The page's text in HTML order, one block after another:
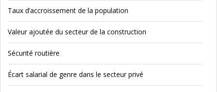
Taux d’accroissement de la population
Valeur ajoutée du secteur de la construction
Sécurité routière
Écart salarial de genre dans le secteur privé